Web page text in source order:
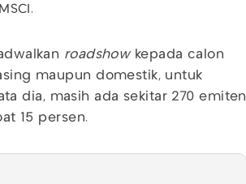
roadshow kepada calon
maupun domestik, untuk
dia, masih ada sekitar 270 emiten
15 persen.